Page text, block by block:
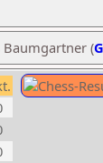
Baumgartner (